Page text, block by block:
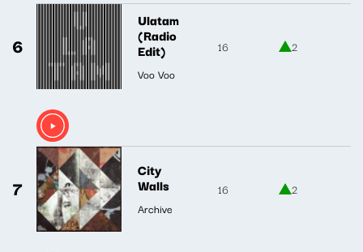
6
Ulatam
(Radio
Edit)
Voo Voo
16 2
7
City
Walls
Archive
16 2